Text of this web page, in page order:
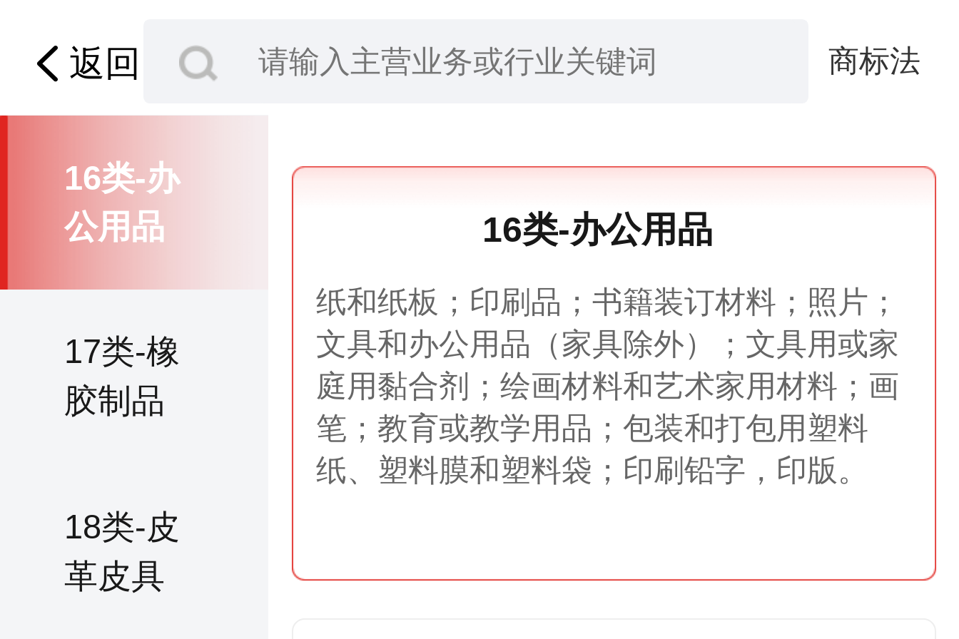
返回 商标法
器
16类-办
公用品
17类-橡
胶制品
18类-皮
革皮具
16类-办公用品
纸和纸板；印刷品；书籍装订材料；照片；
文具和办公用品（家具除外）；文具用或家
庭用黏合剂；绘画材料和艺术家用材料；画
笔；教育或教学用品；包装和打包用塑料
纸、塑料膜和塑料袋；印刷铅字，印版。